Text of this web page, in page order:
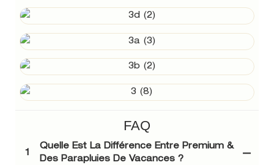
FAQ
1
Quelle Est La Différence Entre Premium &
Des Parapluies De Vacances ?